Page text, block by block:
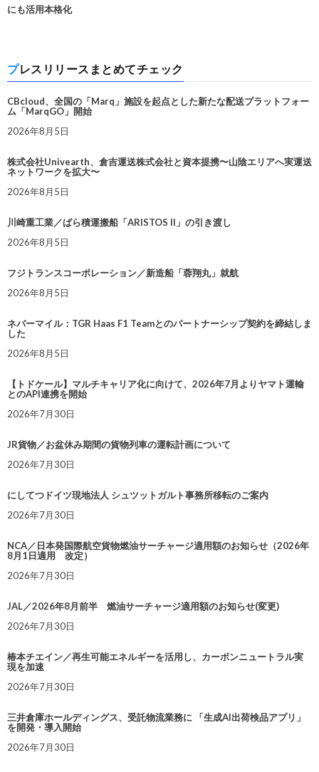
にも活用本格化
プレスリリースまとめてチェック
CBcloud、全国の「Marq」施設を起点とした新たな配送プラットフォー
ム「MarqGO」開始
2026年8月5日
株式会社Univearth、倉吉運送株式会社と資本提携〜山陰エリアへ実運送
ネットワークを拡大〜
2026年8月5日
川崎重工業／ばら積運搬船「ARISTOS II」の引き渡し
2026年8月5日
フジトランスコーポレーション／新造船「蓉翔丸」就航
2026年8月5日
ネバーマイル：TGR Haas F1 Teamとのパートナーシップ契約を締結しま
した
2026年8月5日
【トドケール】マルチキャリア化に向けて、2026年7月よりヤマト運輸
とのAPI連携を開始
2026年7月30日
JR貨物／お盆休み期間の貨物列車の運転計画について
2026年7月30日
にしてつドイツ現地法人 シュツットガルト事務所移転のご案内
2026年7月30日
NCA／日本発国際航空貨物燃油サーチャージ適用額のお知らせ（2026年
8月1日適用 改定）
2026年7月30日
JAL／2026年8月前半 燃油サーチャージ適用額のお知らせ(変更)
2026年7月30日
椿本チエイン／再生可能エネルギーを活用し、カーボンニュートラル実
現を加速
2026年7月30日
三井倉庫ホールディングス、受託物流業務に 「生成AI出荷検品アプリ」
を開発・導入開始
2026年7月30日